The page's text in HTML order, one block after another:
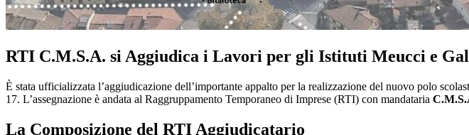
RTI C.M.S.A. si Aggiudica i Lavori per gli Istituti Meucci e
È stata ufficializzata l’aggiudicazione dell’importante appalto per la realizzazione del nuovo polo
17. L’assegnazione è andata al Raggruppamento Temporaneo di Imprese (RTI) con mandataria
La Composizione del RTI Aggiudicatario